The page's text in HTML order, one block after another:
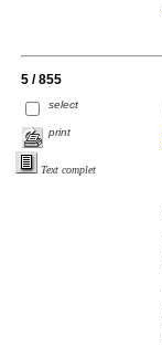
5 / 855
select
print
Text complet